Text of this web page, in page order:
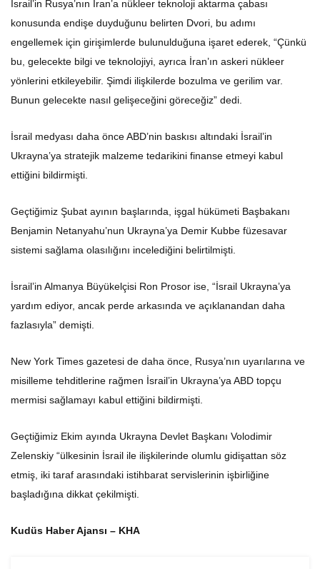
konusunda endişe duyduğunu belirten Dvori, bu adımı
engellemek için girişimlerde bulunulduğuna işaret ederek, “Çünkü
bu, gelecekte bilgi ve teknolojiyi, ayrıca İran’ın askeri nükleer
yönlerini etkileyebilir. Şimdi ilişkilerde bozulma ve gerilim var.
Bunun gelecekte nasıl gelişeceğini göreceğiz” dedi.
İsrail medyası daha önce ABD’nin baskısı altındaki İsrail’in
Ukrayna’ya stratejik malzeme tedarikini finanse etmeyi kabul
ettiğini bildirmişti.
Geçtiğimiz Şubat ayının başlarında, işgal hükümeti Başbakanı
Benjamin Netanyahu’nun Ukrayna’ya Demir Kubbe füzesavar
sistemi sağlama olasılığını incelediğini belirtilmişti.
İsrail’in Almanya Büyükelçisi Ron Prosor ise, “İsrail Ukrayna’ya
yardım ediyor, ancak perde arkasında ve açıklanandan daha
fazlasıyla” demişti.
New York Times gazetesi de daha önce, Rusya’nın uyarılarına ve
misilleme tehditlerine rağmen İsrail’in Ukrayna’ya ABD topçu
mermisi sağlamayı kabul ettiğini bildirmişti.
Geçtiğimiz Ekim ayında Ukrayna Devlet Başkanı Volodimir
Zelenskiy “ülkesinin İsrail ile ilişkilerinde olumlu gidişattan söz
etmiş, iki taraf arasındaki istihbarat servislerinin işbirliğine
başladığına dikkat çekilmişti.
Kudüs Haber Ajansı – KHA